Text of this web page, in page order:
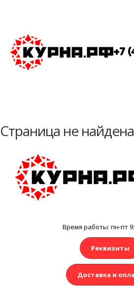
Перейти
к
навигации
Перейти
к
содержимому
+7
Производство
Отзывы
Контакты
Страница не
Время работы: пн-пт
Реквизиты
Доставка и